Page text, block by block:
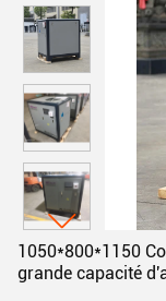
1050*800*1150
grande capacité